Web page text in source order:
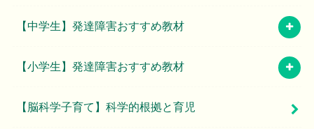
【中学生】発達障害おすすめ教材
【小学生】発達障害おすすめ教材
【脳科学子育て】科学的根拠と育児